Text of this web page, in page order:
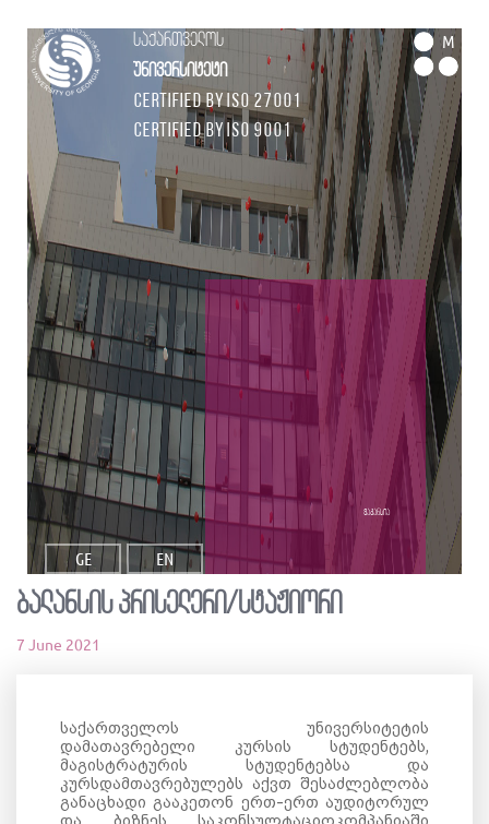
საქართველოს
უნივერსიტეტი
Certified by ISO 27001
Certified by ISO 9001
M
GE EN
ვაკანსია
ბალანსის პრისელერი/სტაჟიორი
7 June 2021
საქართველოს უნივერსიტეტის
დამათავრებელი კურსის სტუდენტებს,
მაგისტრატურის სტუდენტებსა და
კურსდამთავრებულებს აქვთ შესაძლებლობა
განაცხადი გააკეთონ ერთ-ერთ აუდიტორულ
და ბიზნეს საკონსულტაციოკომპანიაში